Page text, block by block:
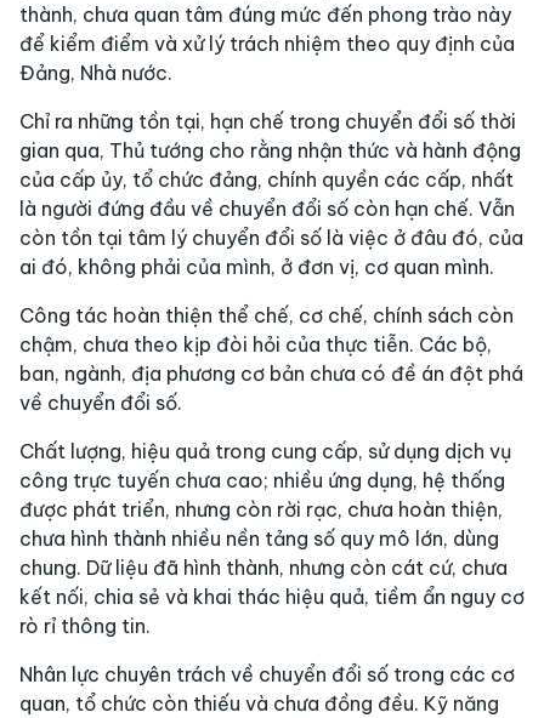
thành, chưa quan tâm đúng mức đến phong trào này
để kiểm điểm và xử lý trách nhiệm theo quy định của
Đảng, Nhà nước.
Chỉ ra những tồn tại, hạn chế trong chuyển đổi số thời
gian qua, Thủ tướng cho rằng nhận thức và hành động
của cấp ủy, tổ chức đảng, chính quyền các cấp, nhất
là người đứng đầu về chuyển đổi số còn hạn chế. Vẫn
còn tồn tại tâm lý chuyển đổi số là việc ở đâu đó, của
ai đó, không phải của mình, ở đơn vị, cơ quan mình.
Công tác hoàn thiện thể chế, cơ chế, chính sách còn
chậm, chưa theo kịp đòi hỏi của thực tiễn. Các bộ,
ban, ngành, địa phương cơ bản chưa có đề án đột phá
về chuyển đổi số.
Chất lượng, hiệu quả trong cung cấp, sử dụng dịch vụ
công trực tuyến chưa cao; nhiều ứng dụng, hệ thống
được phát triển, nhưng còn rời rạc, chưa hoàn thiện,
chưa hình thành nhiều nền tảng số quy mô lớn, dùng
chung. Dữ liệu đã hình thành, nhưng còn cát cứ, chưa
kết nối, chia sẻ và khai thác hiệu quả, tiềm ẩn nguy cơ
rò rỉ thông tin.
Nhân lực chuyên trách về chuyển đổi số trong các cơ
quan, tổ chức còn thiếu và chưa đồng đều. Kỹ năng